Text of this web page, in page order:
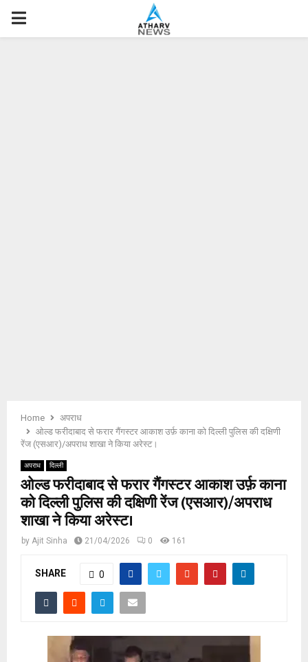
P
Home
अपराध
ओल्ड फरीदाबाद से फरार गैंगस्टर आकाश उर्फ़ काना को दिल्ली पुलिस की दक्षिणी
रेंज (एसआर)/अपराध शाखा ने किया अरेस्ट।
अपराध दिल्ली
ओल्ड फरीदाबाद से फरार गैंगस्टर आकाश उर्फ़ काना
को दिल्ली पुलिस की दक्षिणी रेंज (एसआर)/अपराध
शाखा ने किया अरेस्ट।
by Ajit Sinha 21/04/2026 0 161
SHARE 0